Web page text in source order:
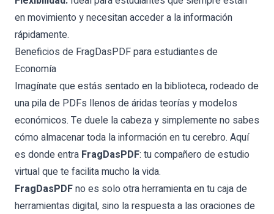
en movimiento y necesitan acceder a la información
rápidamente.
Beneficios de FragDasPDF para estudiantes de
Economía
Imagínate que estás sentado en la biblioteca, rodeado de
una pila de PDFs llenos de áridas teorías y modelos
económicos. Te duele la cabeza y simplemente no sabes
cómo almacenar toda la información en tu cerebro. Aquí
es donde entra FragDasPDF: tu compañero de estudio
virtual que te facilita mucho la vida.
FragDasPDFno es solo otra herramienta en tu caja de
herramientas digital, sino la respuesta a las oraciones de